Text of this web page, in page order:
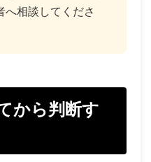
へ相談してくださ
から判断す